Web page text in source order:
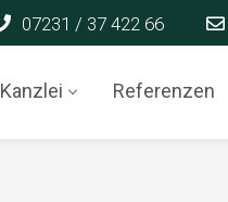
07231 / 37 422 66
Kanzlei Referenzen